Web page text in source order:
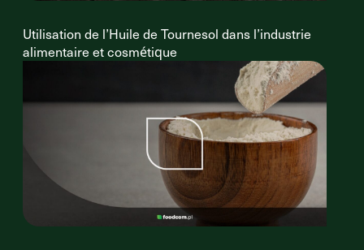
Utilisation de l’Huile de Tournesol dans l’industrie
alimentaire et cosmétique